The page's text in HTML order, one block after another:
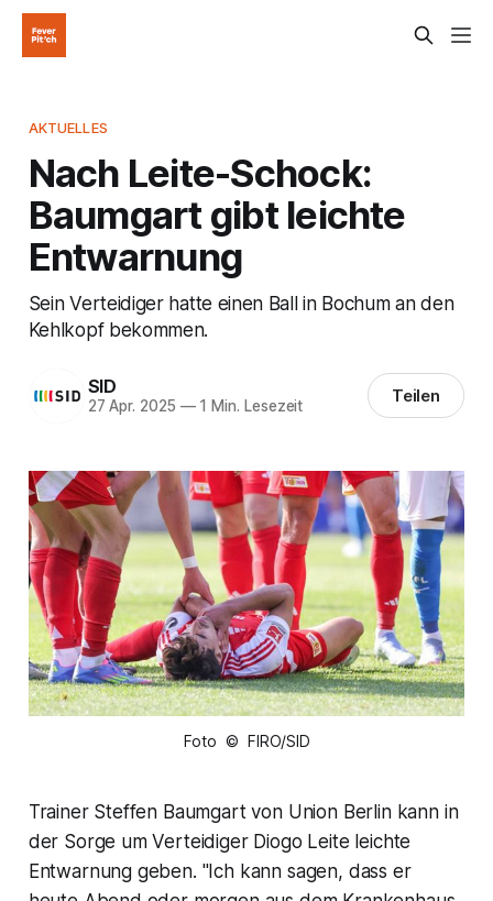
AKTUELLES
Nach Leite-Schock:
Baumgart gibt leichte
Entwarnung
Sein Verteidiger hatte einen Ball in Bochum an den
Kehlkopf bekommen.
SID
27 Apr. 2025 —1 Min. Lesezeit Teilen
Foto © FIRO/SID
Trainer Steffen Baumgart von Union Berlin kann in
der Sorge um Verteidiger Diogo Leite leichte
Entwarnung geben. "Ich kann sagen, dass er